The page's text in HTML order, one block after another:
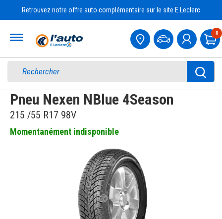
Retrouvez notre offre auto complémentaire sur le site E.Leclerc
0
Pneu Nexen NBlue 4Season
215 /55 R17 98V
Momentanément indisponible